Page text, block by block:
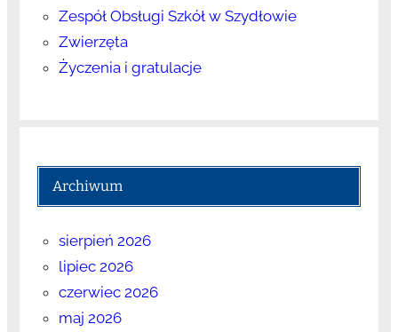
Zespół Obsługi Szkół w Szydłowie
Zwierzęta
Życzenia i gratulacje
Archiwum
sierpień 2026
lipiec 2026
czerwiec 2026
maj 2026